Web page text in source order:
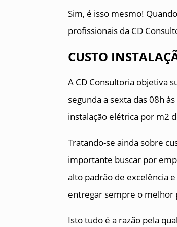
Sim, é isso mesmo!
profissionais da CD
CUSTO
A CD Consultoria objetiva
segunda a sexta das 08h
instalação elétrica por m2
Tratando-se ainda sobre
importante buscar por
alto padrão de excelência
entregar sempre o melhor
Isto tudo é a razão pela